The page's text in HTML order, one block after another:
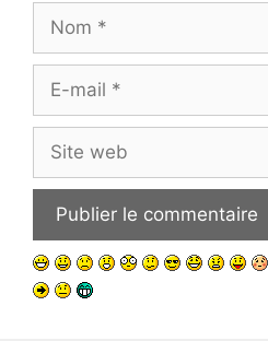
Nom
Site
web